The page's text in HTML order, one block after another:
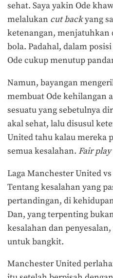
sehat. Saya yakin Ode
melalukan cut backyang
ketenangan, menjatuhkan
bola. Padahal, dalam
Ode cukup menutup
Namun, bayangan
membuat Ode kehilangan
sesuatu yang sebetulnya
akal sehat, lalu disusul
United tahu kalau mereka
semua kesalahan. Fair play
Laga Manchester United
Tentang kesalahan yang
pertandingan, di
Dan, yang terpenting
kesalahan dan
untuk bangkit.
Manchester United